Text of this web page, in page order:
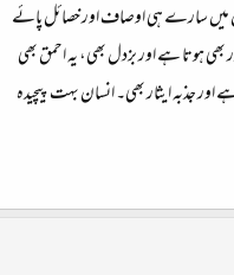
میں سارے ہی اوصاف اور خصائل پائے
بھی ہوتا ہے اور بزدل بھی، یہ احمق بھی
جذبہ ایثار بھی۔ انسان بہت پیچیدہ